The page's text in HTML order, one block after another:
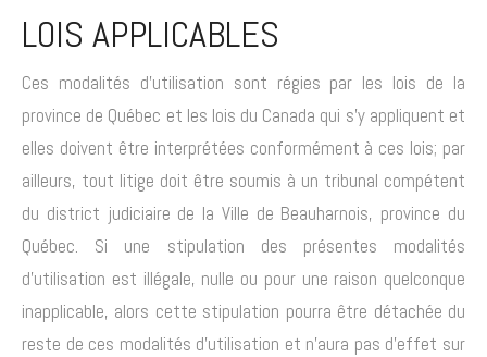
LOIS APPLICABLES
Ces modalités d’utilisation sont régies par les lois de la
province de Québec et les lois du Canada qui s’y appliquent et
elles doivent être interprétées conformément à ces lois; par
ailleurs, tout litige doit être soumis à un tribunal compétent
du district judiciaire de la Ville de Beauharnois, province du
Québec. Si une stipulation des présentes modalités
d’utilisation est illégale, nulle ou pour une raison quelconque
inapplicable, alors cette stipulation pourra être détachée du
reste de ces modalités d’utilisation et n’aura pas d’effet sur